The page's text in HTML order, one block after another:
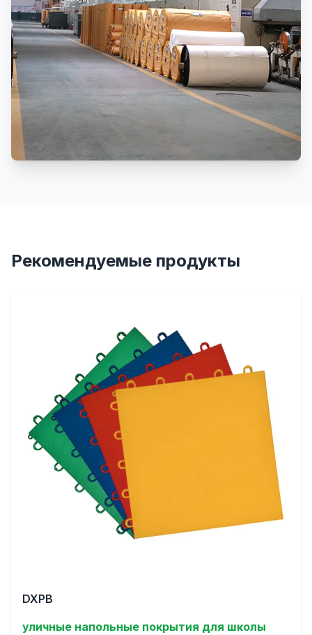
Рекомендуемые продукты
DXPB
уличные напольные покрытия для школы